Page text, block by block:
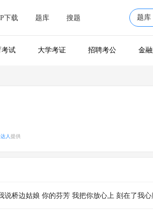
下载 题库 搜题 题库
考试 大学考证 招聘考公 金
人 提供
说桥边姑娘 你的芬芳 我把你放心上 刻在了我心